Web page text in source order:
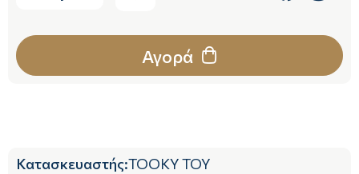
Αγορά
Κατασκευαστής:TOOKY TOY